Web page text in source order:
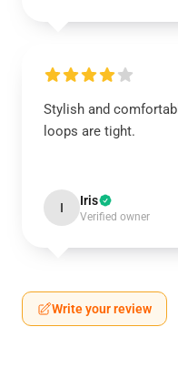
Stylish and
loops are tight.
I Iris
Verified owner
Write your review